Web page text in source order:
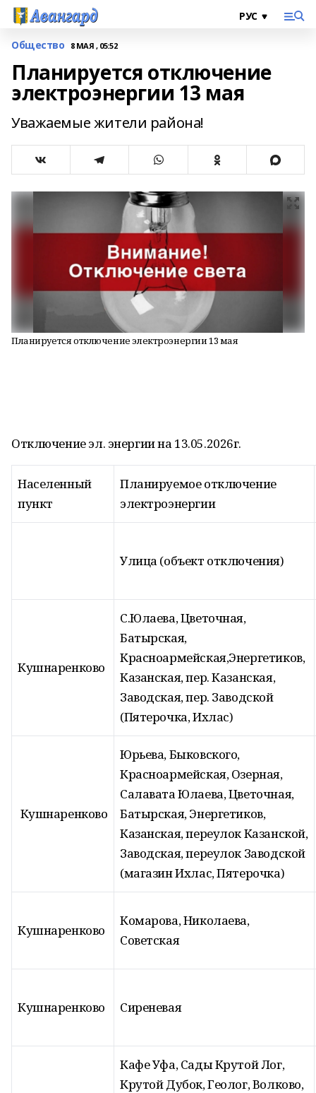
Общество 8 МАЯ , 05:52
Планируется отключение
электроэнергии 13 мая
Уважаемые жители района!
Планируется отключение электроэнергии 13 мая
Отключение эл. энергии на 13.05.2026г.
Населенный
пункт
Планируемое отключение
электроэнергии
Улица (объект отключения)
Кушнаренково
С.Юлаева, Цветочная,
Батырская,
Красноармейская,Энергетиков,
Казанская, пер. Казанская,
Заводская, пер. Заводской
(Пятерочка, Ихлас)
Кушнаренково
Юрьева, Быковского,
Красноармейская, Озерная,
Салавата Юлаева, Цветочная,
Батырская, Энергетиков,
Казанская, переулок Казанской,
Заводская, переулок Заводской
(магазин Ихлас, Пятерочка)
Кушнаренково
Комарова, Николаева,
Советская
Кушнаренково Сиреневая
Кафе Уфа, Сады Крутой Лог,
Крутой Дубок, Геолог, Волково,